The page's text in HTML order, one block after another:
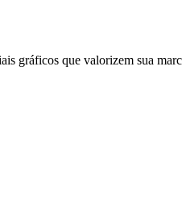
gráficos que valorizem sua